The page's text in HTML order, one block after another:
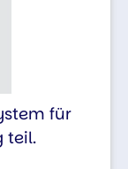
für
teil.